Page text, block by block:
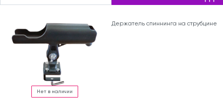
Нет в наличии
Держатель спиннинга на струбцине